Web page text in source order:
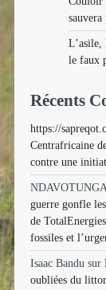
sauvera
L’asile,
le faux
Récents
https://
Centrafricaine
contre une
guerre gonfle
de
fossiles et
Isaac Bandu sur
oubliées du